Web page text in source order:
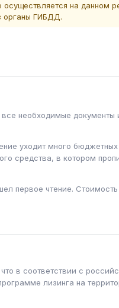
на данном
органы ГИБДД.
необходимые документы
уходит много
средства, в котором
первое чтение. Стоимость
в соответствии с
лизинга на